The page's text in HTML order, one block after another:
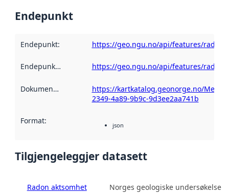
Endepunkt
Endepunkt: https://geo.ngu.no/api/features/
Endepunktskildring https://geo.ngu.no/api/features/
Dokumentasjon
https://kartkatalog.geonorge.no/
2349-4a89-9b9c-9d3ee2aa741b
Format: json
Tilgjengeleggjer datasett
Radon aktsomhet Norges geologiske undersøkelse